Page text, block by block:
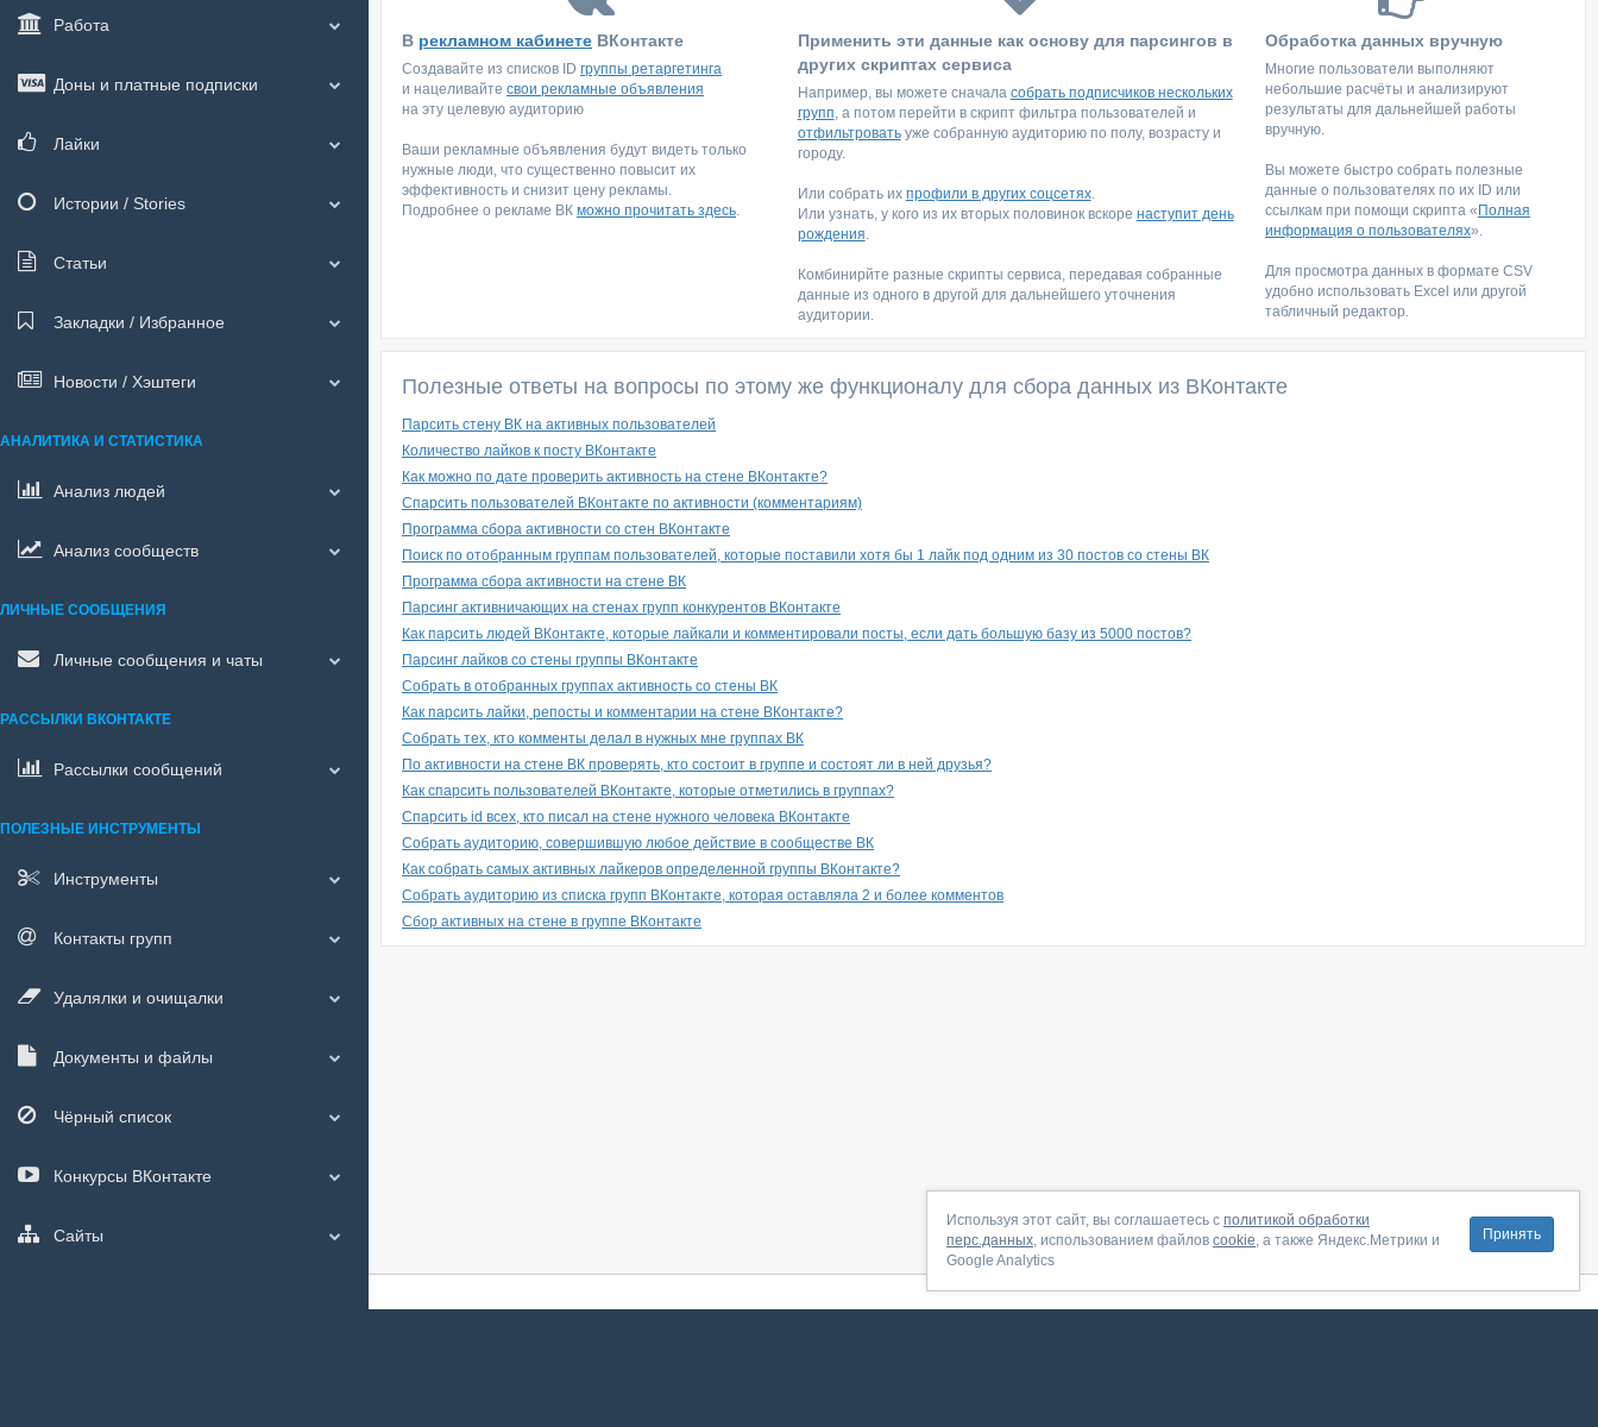
В рекламном кабинете ВКонтакте
Создавайте из списков ID группы ретаргетинга
и нацеливайте свои рекламные объявления
на эту целевую аудиторию
Ваши рекламные объявления будут видеть только
нужные люди, что существенно повысит их
эффективность и снизит цену рекламы.
Подробнее о рекламе ВК можно прочитать здесь.
Применить эти данные как основу для парсингов в
других скриптах сервиса
Например, вы можете сначала собрать подписчиков нескольких
групп, а потом перейти в скрипт фильтра пользователей и
отфильтроватьуже собранную аудиторию по полу, возрасту и
городу.
Или собрать их профили в других соцсетях.
Или узнать, у кого из их вторых половинок вскоре наступит день
рождения.
Комбинирйте разные скрипты сервиса, передавая собранные
данные из одного в другой для дальнейшего уточнения
аудитории.
Обработка данных вручную
Многие пользователи выполняют
небольшие расчёты и анализируют
результаты для дальнейшей работы
вручную.
Вы можете быстро собрать полезные
данные о пользователях по их ID или
ссылкам при помощи скрипта « Полная
информация о пользователях».
Для просмотра данных в формате CSV
удобно использовать Excel или другой
табличный редактор.
Полезные ответы на вопросы по этому же функционалу для сбора данных из ВКонтакте
Парсить стену ВК на активных пользователей
Количество лайков к посту ВКонтакте
Как можно по дате проверить активность на стене ВКонтакте?
Спарсить пользователей ВКонтакте по активности (комментариям)
Программа сбора активности со стен ВКонтакте
Поиск по отобранным группам пользователей, которые поставили хотя бы 1 лайк под одним из 30 постов со стены ВК
Программа сбора активности на стене ВК
Парсинг активничающих на стенах групп конкурентов ВКонтакте
Как парсить людей ВКонтакте, которые лайкали и комментировали посты, если дать большую базу из 5000 постов?
Парсинг лайков со стены группы ВКонтакте
Собрать в отобранных группах активность со стены ВК
Как парсить лайки, репосты и комментарии на стене ВКонтакте?
Собрать тех, кто комменты делал в нужных мне группах ВК
По активности на стене ВК проверять, кто состоит в группе и состоят ли в ней друзья?
Как спарсить пользователей ВКонтакте, которые отметились в группах?
Спарсить id всех, кто писал на стене нужного человека ВКонтакте
Собрать аудиторию, совершившую любое действие в сообществе ВК
Как собрать самых активных лайкеров определенной группы ВКонтакте?
Собрать аудиторию из списка групп ВКонтакте, которая оставляла 2 и более комментов
Сбор активных на стене в группе ВКонтакте
Работа
Доны и платные подписки
Лайки
Истории / Stories
Статьи
Закладки / Избранное
Новости / Хэштеги
АНАЛИТИКА И СТАТИСТИКА
Анализ людей
Анализ сообществ
ЛИЧНЫЕ СООБЩЕНИЯ
Личные сообщения и чаты
РАССЫЛКИ ВКОНТАКТЕ
Рассылки сообщений
ПОЛЕЗНЫЕ ИНСТРУМЕНТЫ
Инструменты
Контакты групп
Удалялки и очищалки
Документы и файлы
Чёрный список
Конкурсы ВКонтакте
Сайты Принять
Используя этот сайт, вы соглашаетесь с политикой обработки
перс.данных, использованием файлов cookie, а также Яндекс.Метрики и
Google Analytics